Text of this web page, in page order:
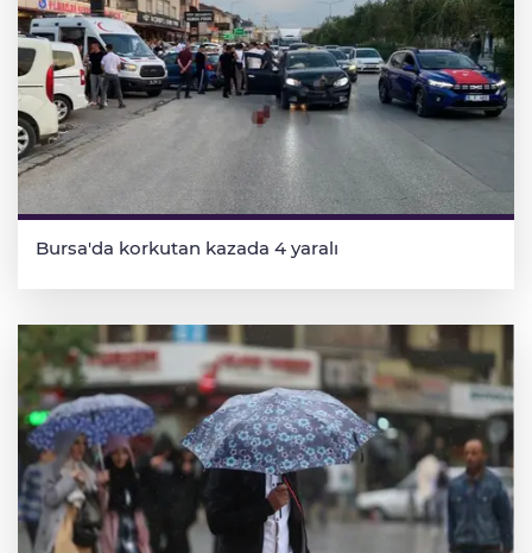
Bursa'da korkutan kazada 4 yaralı